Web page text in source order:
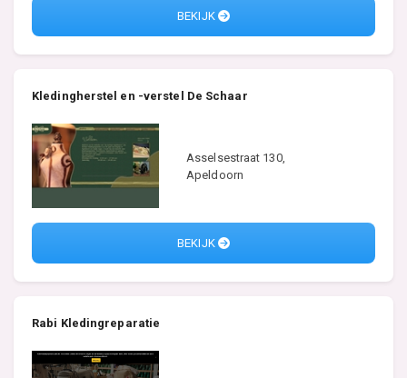
BEKIJK
Kledingherstel en -verstel De Schaar
Asselsestraat 130,
Apeldoorn
BEKIJK
Rabi Kledingreparatie